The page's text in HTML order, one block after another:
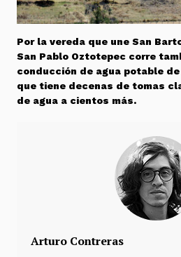
Por la vereda que une San
San Pablo Oztotepec corre
conducción de agua potable
que tiene decenas de tomas
de agua a cientos más.
Arturo Contreras